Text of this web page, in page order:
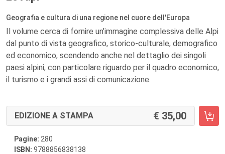
Geografia e cultura di una regione nel cuore dell'Europa
Il volume cerca di fornire un’immagine complessiva delle Alpi
dal punto di vista geografico, storico-culturale, demografico
ed economico, scendendo anche nel dettaglio dei singoli
paesi alpini, con particolare riguardo per il quadro economico,
il turismo e i grandi assi di comunicazione.
EDIZIONE A STAMPA 35,00
Pagine: 280
ISBN: 9788856838138